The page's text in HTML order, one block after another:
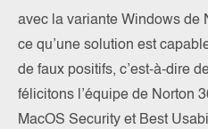
avec la variante Windows de
ce qu’une solution est
de faux positifs, c’est-à-dire
félicitons l’équipe de Norton
MacOS Security et Best